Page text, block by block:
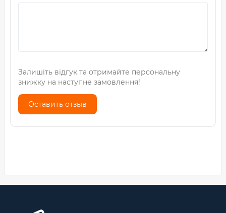
Залишіть відгук та отримайте персональну
знижку на наступне замовлення!
Оставить отзыв